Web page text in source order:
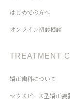
はじめての方へ
オンライン初診相談
TREATMENT
矯正歯科について
マウスピース型矯正装